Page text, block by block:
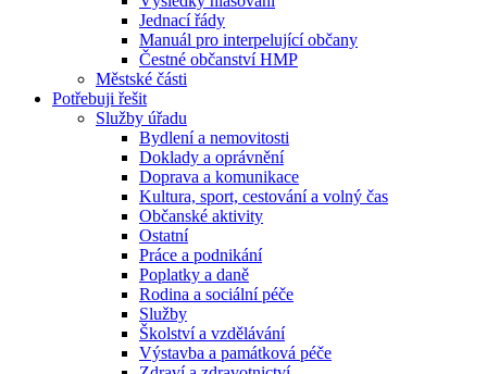
Jednací řády
Manuál pro interpelující občany
Čestné občanství HMP
Městské části
Potřebuji řešit
Služby úřadu
Bydlení a nemovitosti
Doklady a oprávnění
Doprava a komunikace
Kultura, sport, cestování a volný čas
Občanské aktivity
Ostatní
Práce a podnikání
Poplatky a daně
Rodina a sociální péče
Služby
Školství a vzdělávání
Výstavba a památková péče